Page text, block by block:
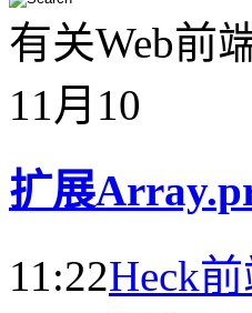
有关Web前
11月 10
扩展
11:22Heck